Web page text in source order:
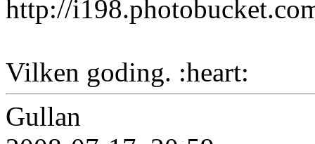
http://
Vilken goding. :heart:
Gullan